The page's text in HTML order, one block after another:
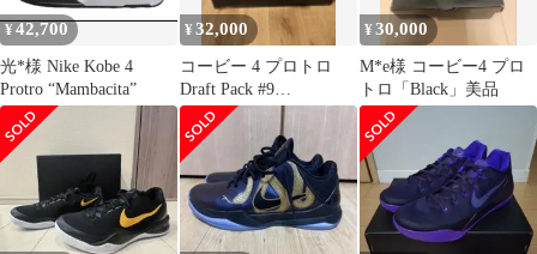
¥42,700
光*様 Nike Kobe 4
Protro “Mambacita”
¥32,000
コービー 4 プロトロ
Draft Pack #9
"Mavericks"
¥30,000
M*e様 コービー4 プロ
トロ「Black」美品